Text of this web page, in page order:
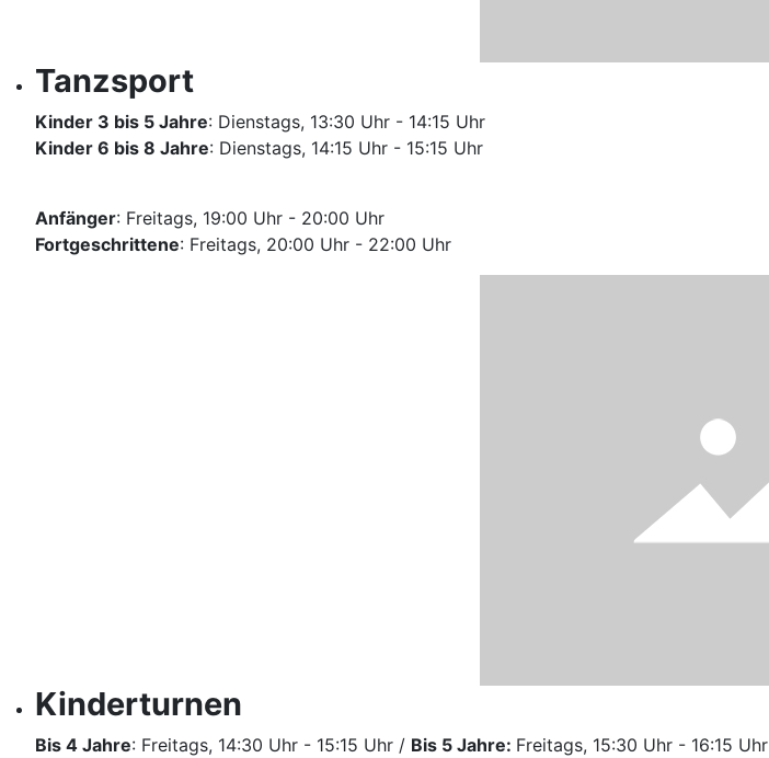
Tanzsport
Kinder 3 bis 5 Jahre: Dienstags, 13:30 Uhr - 14:15 Uhr
Kinder 6 bis 8 Jahre: Dienstags, 14:15 Uhr - 15:15 Uhr
Anfänger: Freitags, 19:00 Uhr - 20:00 Uhr
Fortgeschrittene: Freitags, 20:00 Uhr - 22:00 Uhr
Kinderturnen
Bis 4 Jahre: Freitags, 14:30 Uhr - 15:15 Uhr / Bis 5 Jahre: Freitags, 15:30 Uhr - 16:15 Uhr